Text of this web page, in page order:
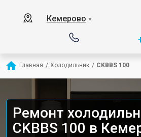
Кемерово ▼
Главная / Холодильник / CKBBS 100
Ремонт
CKBBS 100 в